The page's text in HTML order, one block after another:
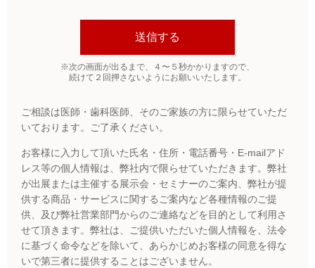
※次の画面が出るまで、４〜５秒かかりますので、
続けて２回押さないようにお願いいたします。
ご相談は医師・歯科医師、そのご家族の方に限らせていただ
いております。ご了承ください。
お客様に入力して頂いた氏名・住所・電話番号・E-mailアド
レス等の個人情報は、弊社内で限らせていただきます。弊社
が出展または主催する展示会・セミナーのご案内、弊社が提
供する商品・サービスに関するご案内など各種情報のご提
供、及び弊社営業部門からのご連絡などを目的として利用さ
せて頂きます。弊社は、ご提供いただいた個人情報を、法令
に基づく命令などを除いて、あらかじめお客様の同意を得な
いで第三者に提供することはございません。